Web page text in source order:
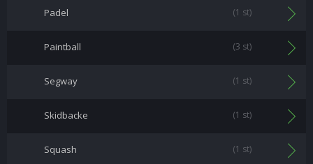
Padel (1 st)
Paintball (3 st)
Segway (1 st)
Skidbacke (1 st)
Squash (1 st)